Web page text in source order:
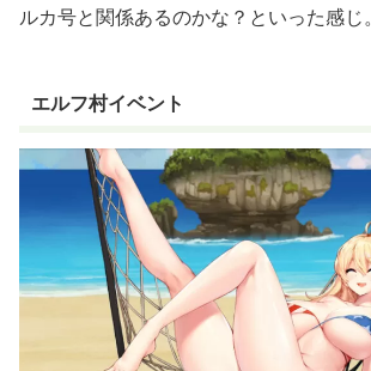
ルカ号と関係あるのかな？といった感じ。
エルフ村イベント